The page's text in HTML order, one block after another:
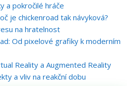
a pokročilé hráče
je chickenroad tak návyková?
na hratelnost
Od pixelové grafiky k moderním
Reality a Augmented Reality
a vliv na reakční dobu